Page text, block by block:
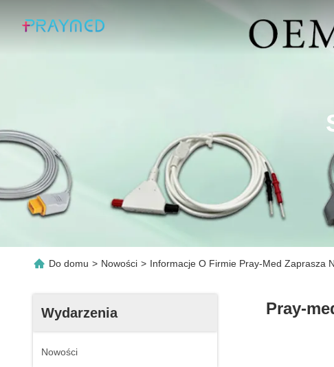
Do domu > Nowości > Informacje O Firmie Pray-Med Zaprasza
Wydarzenia
Nowości
Pray-